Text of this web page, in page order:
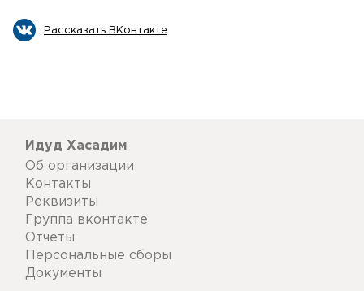
Рассказать ВКонтакте
Идуд Хасадим
Об организации
Контакты
Реквизиты
Группа вконтакте
Отчеты
Персональные сборы
Документы